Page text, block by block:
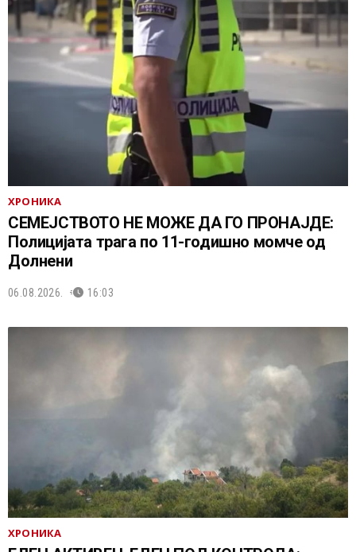
ХРОНИКА
СЕМЕЈСТВОТО НЕ МОЖЕ ДА ГО ПРОНАЈДЕ:
Полицијата трага по 11-годишно момче од
Долнени
06.08.2026. 16:03
ХРОНИКА